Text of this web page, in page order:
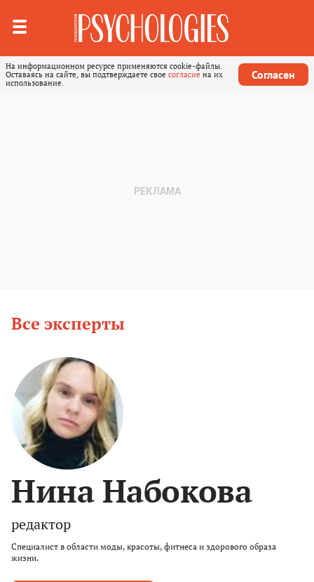
На информационном ресурсе применяются cookie-файлы.
Оставаясь на сайте, вы подтверждаете свое согласие на их
использование.
Согласен
Все эксперты
Нина Набокова
редактор
Специалист в области моды, красоты, фитнеса и здорового образа
жизни.